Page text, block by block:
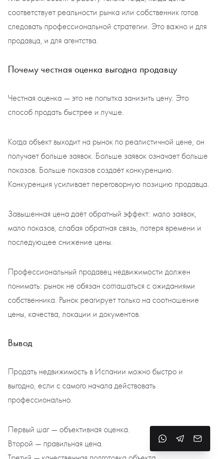
соответствует реальности рынка или собственник готов
следовать профессиональной стратегии. Это важно и для
продавца, и для агентства.
Почему честная оценка выгодна продавцу
Честная оценка — это не попытка занизить цену. Это
способ продать быстрее и лучше.
Когда объект выходит на рынок по реалистичной цене, он
получает больше заявок. Больше заявок означает больше
показов. Больше показов создаёт конкуренцию.
Конкуренция усиливает переговорную позицию продавца.
Завышенная цена даёт обратный эффект: мало заявок,
мало показов, слабая обратная связь, потеря времени и
последующее снижение цены.
Профессиональный продавец недвижимости должен
понимать: рынок не обязан соглашаться с ожиданиями
собственника. Рынок реагирует только на соотношение
цены, качества, локации и документов.
Вывод
Продать недвижимость в Испании можно быстро и
выгодно, если с самого начала действовать
профессионально.
Первый шаг — объективная оценка.
Второй — правильная цена.